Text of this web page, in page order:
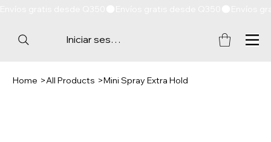
Iniciar sesión
Home >All Products >Mini Spray Extra Hold